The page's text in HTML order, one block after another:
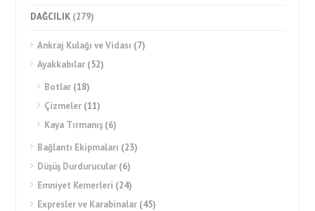
DAĞCILIK (279)
Ankraj Kulağı ve Vidası (7)
Ayakkabılar (52)
Botlar (18)
Çizmeler (11)
Kaya Tırmanış (6)
Bağlantı Ekipmaları (23)
Düşüş Durdurucular (6)
Emniyet Kemerleri (24)
Expresler ve Karabinalar (45)